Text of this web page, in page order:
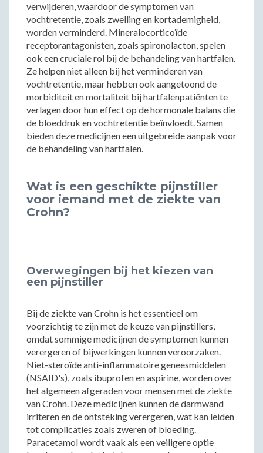
verwijderen, waardoor de symptomen van
vochtretentie, zoals zwelling en kortademigheid,
worden verminderd. Mineralocorticoïde
receptorantagonisten, zoals spironolacton, spelen
ook een cruciale rol bij de behandeling van hartfalen.
Ze helpen niet alleen bij het verminderen van
vochtretentie, maar hebben ook aangetoond de
morbiditeit en mortaliteit bij hartfalenpatiënten te
verlagen door hun effect op de hormonale balans die
de bloeddruk en vochtretentie beïnvloedt. Samen
bieden deze medicijnen een uitgebreide aanpak voor
de behandeling van hartfalen.
Wat is een geschikte pijnstiller
voor iemand met de ziekte van
Crohn?
Overwegingen bij het kiezen van
een pijnstiller
Bij de ziekte van Crohn is het essentieel om
voorzichtig te zijn met de keuze van pijnstillers,
omdat sommige medicijnen de symptomen kunnen
verergeren of bijwerkingen kunnen veroorzaken.
Niet-steroïde anti-inflammatoire geneesmiddelen
(NSAID's), zoals ibuprofen en aspirine, worden over
het algemeen afgeraden voor mensen met de ziekte
van Crohn. Deze medicijnen kunnen de darmwand
irriteren en de ontsteking verergeren, wat kan leiden
tot complicaties zoals zweren of bloeding.
Paracetamol wordt vaak als een veiligere optie